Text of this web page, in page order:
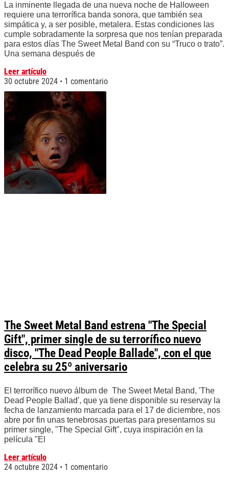
La inminente llegada de una nueva noche de Halloween
requiere una terrorífica banda sonora, que también sea
simpática y, a ser posible, metalera. Estas condiciones las
cumple sobradamente la sorpresa que nos tenían preparada
para estos días The Sweet Metal Band con su “Truco o trato”.
Una semana después de
Leer artículo
30 octubre 2024
1 comentario
The Sweet Metal Band estrena "The Special
Gift", primer single de su terrorífico nuevo
disco, "The Dead People Ballade", con el que
celebra su 25º aniversario
El terrorífico nuevo álbum de The Sweet Metal Band, 'The
Dead People Ballad', que ya tiene disponible su reservay la
fecha de lanzamiento marcada para el 17 de diciembre, nos
abre por fin unas tenebrosas puertas para presentarnos su
primer single, "The Special Gift", cuya inspiración en la
película "El
Leer artículo
24 octubre 2024
1 comentario